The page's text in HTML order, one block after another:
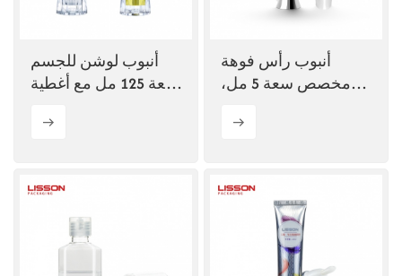
أنبوب لوشن للجسم
سعة 125 مل مع أغطية
أنبوب رأس فوهة
مخصص سعة 5 مل،
البلاستيك البولي إيثيلين